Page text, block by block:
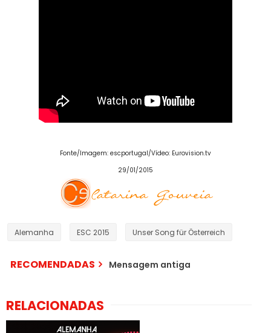
Fonte/Imagem: escportugal/Vídeo: Eurovision.tv
29/01/2015
Alemanha ESC 2015 Unser Song für Österreich
RECOMENDADAS Mensagem antiga
RELACIONADAS